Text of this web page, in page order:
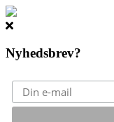
Nyhedsbrev?